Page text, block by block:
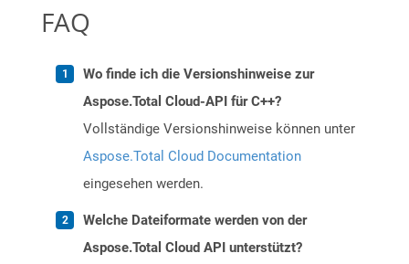
FAQ
Wo finde ich die Versionshinweise zur
Aspose.Total Cloud-API für C++?
Vollständige Versionshinweise können unter
Aspose.Total Cloud Documentation
eingesehen werden.
Welche Dateiformate werden von der
Aspose.Total Cloud API unterstützt?